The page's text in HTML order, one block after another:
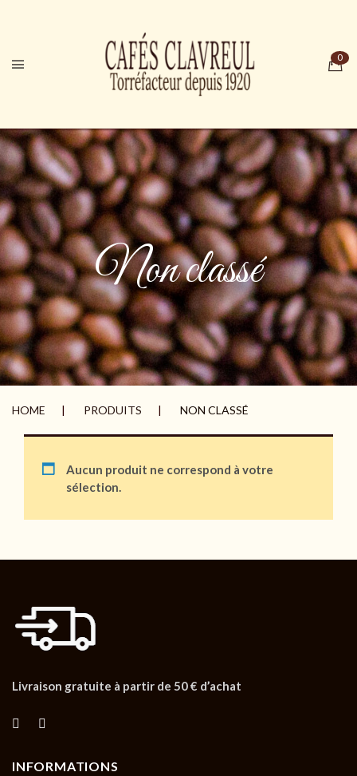
Non classé
HOME PRODUITS NON CLASSÉ
Aucun produit ne correspond à votre
sélection.
Livraison gratuite à partir de 50 € d’achat
INFORMATIONS